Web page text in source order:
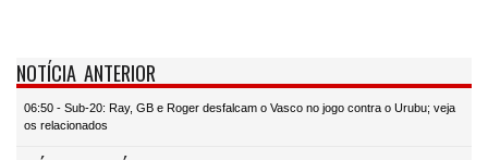
NOTÍCIA ANTERIOR
06:50 - Sub-20: Ray, GB e Roger desfalcam o Vasco no jogo contra o Urubu; veja
os relacionados